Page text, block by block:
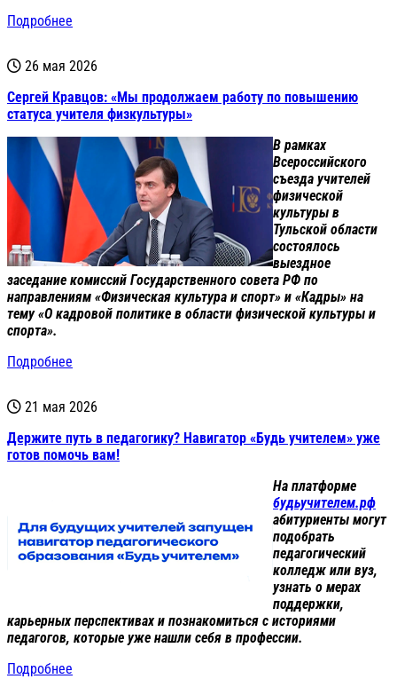
Подробнее
26 мая 2026
Сергей Кравцов: «Мы продолжаем работу по повышению
статуса учителя физкультуры»
В рамках
Всероссийского
съезда учителей
физической
культуры в
Тульской области
состоялось
выездное
заседание комиссий Государственного совета РФ по
направлениям «Физическая культура и спорт» и «Кадры» на
тему «О кадровой политике в области физической культуры и
спорта».
Подробнее
21 мая 2026
Держите путь в педагогику? Навигатор «Будь учителем» уже
готов помочь вам!
На платформе
будьучителем.рф
абитуриенты могут
подобрать
педагогический
колледж или вуз,
узнать о мерах
поддержки,
карьерных перспективах и познакомиться с историями
педагогов, которые уже нашли себя в профессии.
Подробнее